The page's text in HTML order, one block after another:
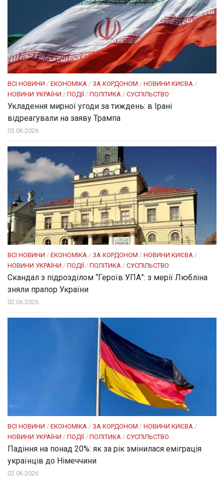
ВСІ НОВИНИ / ЕКОНОМІКА / ЗА КОРДОНОМ / НОВИНИ КИЄВА /
НОВИНИ УКРАЇНИ / ПОДІЇ / ПОЛІТИКА / СУСПІЛЬСТВО
Укладення мирної угоди за тиждень: в Ірані
відреагували на заяву Трампа
03.06.2026
ВСІ НОВИНИ / ЕКОНОМІКА / ЗА КОРДОНОМ / НОВИНИ КИЄВА /
НОВИНИ УКРАЇНИ / ПОДІЇ / ПОЛІТИКА / СУСПІЛЬСТВО
Скандал з підрозділом “Героїв УПА”: з мерії Любліна
зняли прапор України
02.06.2026
ВСІ НОВИНИ / ЕКОНОМІКА / ЗА КОРДОНОМ / НОВИНИ КИЄВА /
НОВИНИ УКРАЇНИ / ПОДІЇ / ПОЛІТИКА / СУСПІЛЬСТВО
Падіння на понад 20%: як за рік змінилася еміграція
українців до Німеччини
02.06.2026